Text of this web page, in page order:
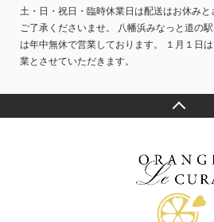
土・日・祝日・臨時休業日は配送はお休みと
ご了承くださいませ。 八幡浜みなっと道の
は年中無休で営業しております。 １月１日
業とさせていただきます。